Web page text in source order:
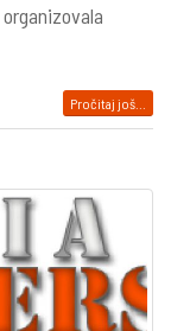
Pročitaj još...